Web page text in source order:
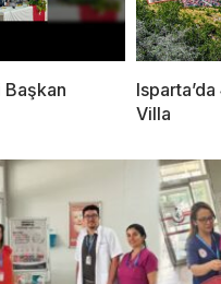
Başkan
Villa